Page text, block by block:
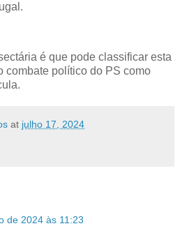
é que pode classificar esta
combate político do PS como
at julho 17, 2024
de 2024 às 11:23